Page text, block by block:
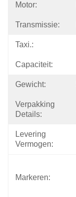
Motor:
Transmissie:
Taxi.:
Capaciteit:
Gewicht:
Verpakking
Details:
Levering
Vermogen:
Markeren: